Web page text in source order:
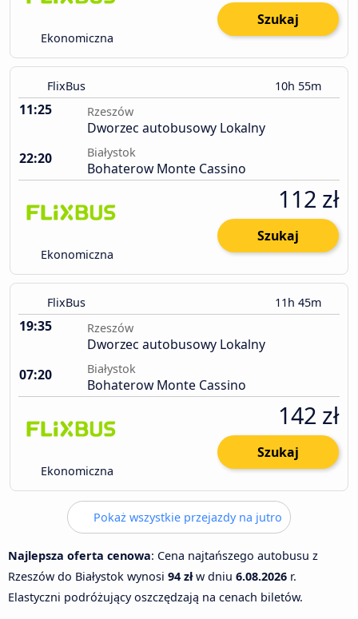
Ekonomiczna
Szukaj
FlixBus 10h 55m
11:25 Rzeszów
Dworzec autobusowy Lokalny
22:20
Białystok
Bohaterow Monte Cassino
Ekonomiczna
112 zł
Szukaj
FlixBus 11h 45m
19:35 Rzeszów
Dworzec autobusowy Lokalny
07:20
Białystok
Bohaterow Monte Cassino
Ekonomiczna
142 zł
Szukaj
Pokaż wszystkie przejazdy na jutro
Najlepsza oferta cenowa: Cena najtańszego autobusu z
Rzeszów do Białystok wynosi 94 złw dniu 6.08.2026 r.
Elastyczni podróżujący oszczędzają na cenach biletów.